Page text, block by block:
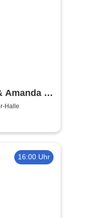
Amanda -
Halle
16:00 Uhr